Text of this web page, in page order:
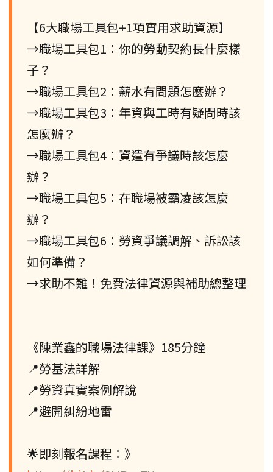
【6大職場工具包+1項實用求助資源】
→職場工具包1：你的勞動契約長什麼樣
子？
→職場工具包2：薪水有問題怎麼辦？
→職場工具包3：年資與工時有疑問時該
怎麼辦？
→職場工具包4：資遣有爭議時該怎麼
辦？
→職場工具包5：在職場被霸凌該怎麼
辦？
→職場工具包6：勞資爭議調解、訴訟該
如何準備？
→求助不難！免費法律資源與補助總整理
《陳業鑫的職場法律課》185分鐘
📍勞基法詳解
📍勞資真實案例解說
📍避開糾紛地雷
🌟即刻報名課程：》